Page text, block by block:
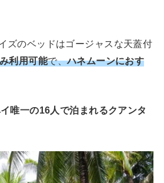
ズのベッドはゴージャスな天蓋付
利用可能で、ハネムーンにおす
唯一の16人で泊まれるクアンタ